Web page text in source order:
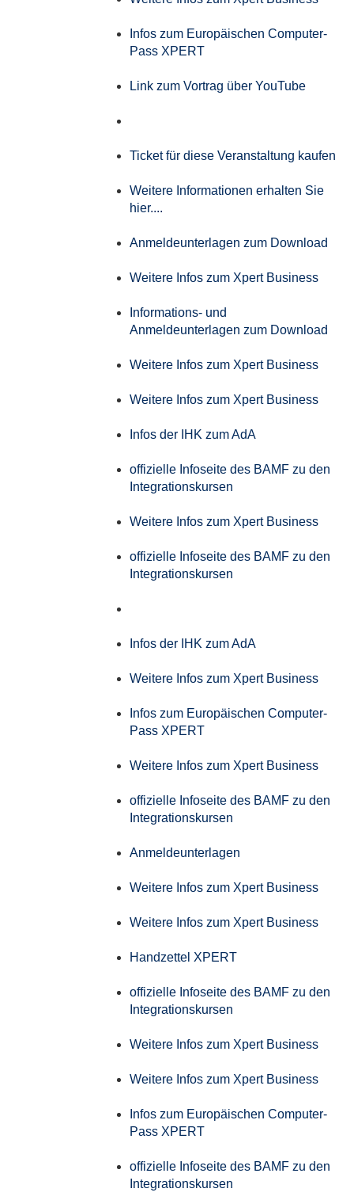
Infos zum Europäischen Computer-
Pass XPERT
Link zum Vortrag über YouTube
Ticket für diese Veranstaltung kaufen
Weitere Informationen erhalten Sie
hier....
Anmeldeunterlagen zum Download
Weitere Infos zum Xpert Business
Informations- und
Anmeldeunterlagen zum Download
Weitere Infos zum Xpert Business
Weitere Infos zum Xpert Business
Infos der IHK zum AdA
offizielle Infoseite des BAMF zu den
Integrationskursen
Weitere Infos zum Xpert Business
offizielle Infoseite des BAMF zu den
Integrationskursen
Infos der IHK zum AdA
Weitere Infos zum Xpert Business
Infos zum Europäischen Computer-
Pass XPERT
Weitere Infos zum Xpert Business
offizielle Infoseite des BAMF zu den
Integrationskursen
Anmeldeunterlagen
Weitere Infos zum Xpert Business
Weitere Infos zum Xpert Business
Handzettel XPERT
offizielle Infoseite des BAMF zu den
Integrationskursen
Weitere Infos zum Xpert Business
Weitere Infos zum Xpert Business
Infos zum Europäischen Computer-
Pass XPERT
offizielle Infoseite des BAMF zu den
Integrationskursen